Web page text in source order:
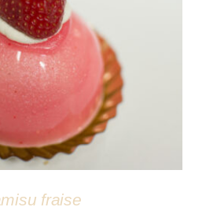
DÉTAILS
fraise